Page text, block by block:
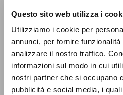
Questo sito web utilizza i
Utilizziamo i cookie per
annunci, per fornire
analizzare il nostro traffico.
informazioni sul modo in cui
nostri partner che si occupano
pubblicità e social media, i
AND WELCOME OFFICE
Located on the inner courtyard of
the ground floor. Open Monday -
p.m. | Sundays and holidays from
closed only on Christmas Day.
infotur@comune.fe.it